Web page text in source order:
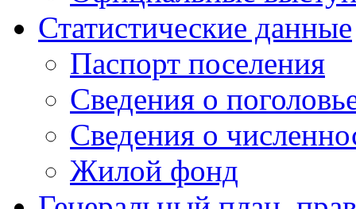
Статистические данные
Паспорт поселения
Сведения о
Сведения о
Жилой фонд